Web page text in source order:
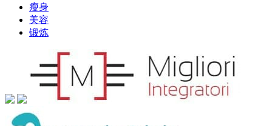
瘦身
美容
锻炼